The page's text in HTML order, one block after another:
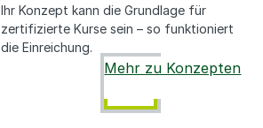
Ihr Konzept kann die Grundlage für
zertifizierte Kurse sein – so funktioniert
die Einreichung.
Mehr zu Konzepten